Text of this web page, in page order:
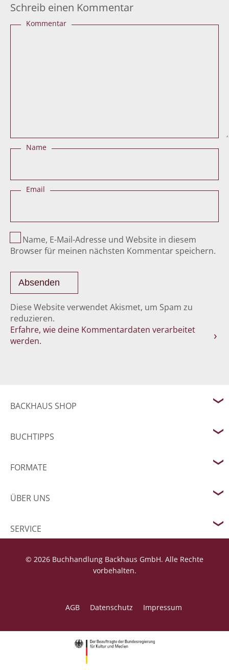
Schreib einen Kommentar
Kommentar
Name
Email
Name, E-Mail-Adresse und Website in diesem
Browser für meinen nächsten Kommentar speichern.
Diese Website verwendet Akismet, um Spam zu
reduzieren.
Erfahre, wie deine Kommentardaten verarbeitet
werden.
BACKHAUS SHOP
BUCHTIPPS
FORMATE
ÜBER UNS
SERVICE
© 2026 Buchhandlung Backhaus GmbH. Alle Rechte
vorbehalten.
AGB Datenschutz Impressum